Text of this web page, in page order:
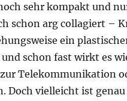
sehr kompakt und
schon arg collagiert –
ein
und schon fast wirkt es
Telekommunikation
Doch vielleicht ist